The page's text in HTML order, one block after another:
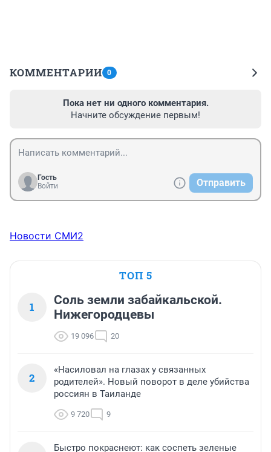
КОММЕНТАРИИ 0
Пока нет ни одного комментария.
Начните обсуждение первым!
Гость
Войти
Отправить
Новости СМИ2
ТОП 5
1
Соль земли забайкальской.
Нижегородцевы
19 096 20
2
«Насиловал на глазах у связанных
родителей». Новый поворот в деле убийства
россиян в Таиланде
9 720 9
Быстро покраснеют: как соспеть зеленые